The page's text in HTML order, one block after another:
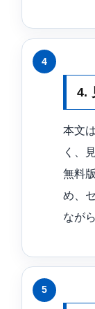
4.
本文
く、
無料
め、
なが